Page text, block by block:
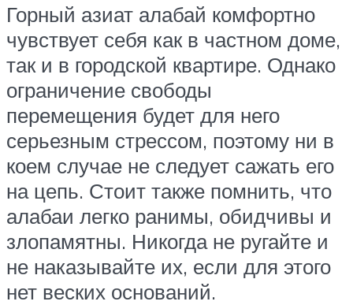
Горный азиат алабай комфортно
чувствует себя как в частном доме,
так и в городской квартире. Однако
ограничение свободы
перемещения будет для него
серьезным стрессом, поэтому ни в
коем случае не следует сажать его
на цепь. Стоит также помнить, что
алабаи легко ранимы, обидчивы и
злопамятны. Никогда не ругайте и
не наказывайте их, если для этого
нет веских оснований.